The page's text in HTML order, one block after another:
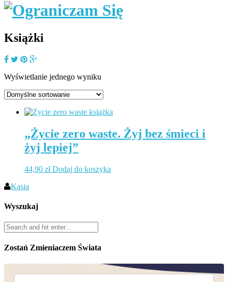
Książki
Wyświetlanie jednego wyniku
„Życie zero waste. Żyj bez śmieci i
żyj lepiej”
44,90 zł Dodaj do koszyka
Kasia
Wyszukaj
Zostań Zmieniaczem Świata